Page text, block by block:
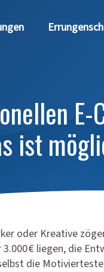
ist
oder Kreative
€ liegen, die
die